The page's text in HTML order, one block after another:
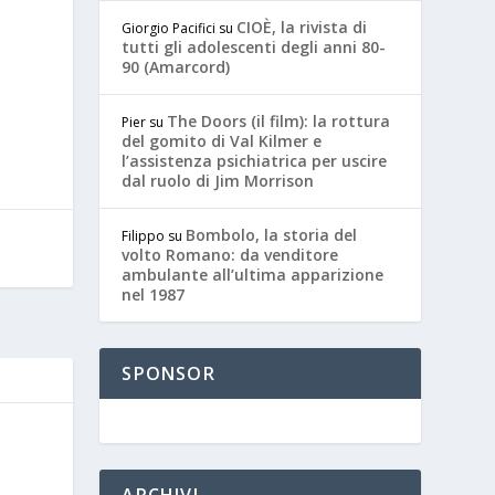
Giorgio Pacifici su CIOÈ, la rivista di
tutti gli adolescenti degli anni 80-
90 (Amarcord)
Pier su The Doors (il film): la rottura
del gomito di Val Kilmer e
l’assistenza psichiatrica per uscire
dal ruolo di Jim Morrison
Filippo su Bombolo, la storia del
volto Romano: da venditore
ambulante all’ultima apparizione
nel 1987
SPONSOR